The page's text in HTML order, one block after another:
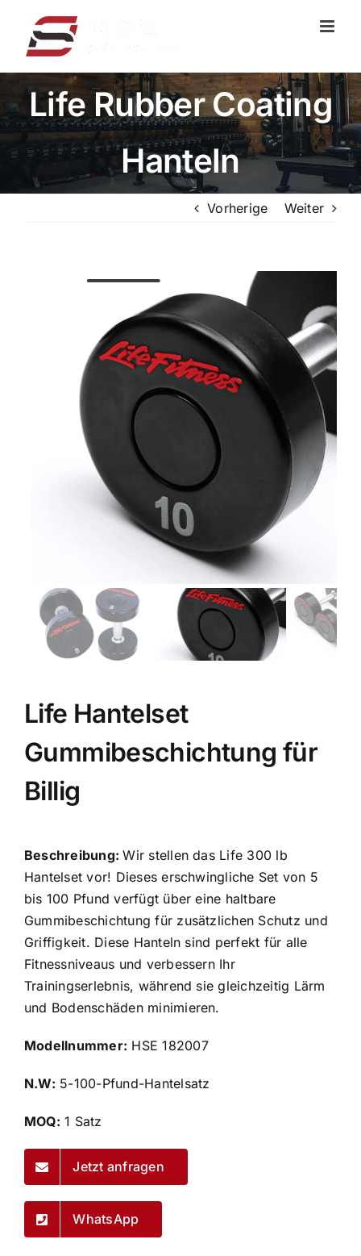
springen
Life Rubber Coating
Hanteln
Vorherige Weiter
Life Hantelset
Gummibeschichtung für
Billig
Beschreibung:Wir stellen das Life 300 lb
Hantelset vor! Dieses erschwingliche Set von 5
bis 100 Pfund verfügt über eine haltbare
Gummibeschichtung für zusätzlichen Schutz und
Griffigkeit. Diese Hanteln sind perfekt für alle
Fitnessniveaus und verbessern Ihr
Trainingserlebnis, während sie gleichzeitig Lärm
und Bodenschäden minimieren.
Modellnummer: HSE 182007
N.W: 5-100-Pfund-Hantelsatz
MOQ: 1 Satz
Jetzt anfragen
WhatsApp